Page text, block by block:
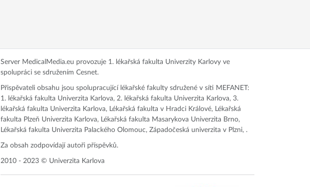
Server MedicalMedia.eu provozuje 1. lékařská fakulta Univerzity Karlovy ve
spolupráci se sdružením Cesnet.
Přispěvateli obsahu jsou spolupracující lékařské fakulty sdružené v síti MEFANET:
1. lékařská fakulta Univerzita Karlova, 2. lékařská fakulta Univerzita Karlova, 3.
lékařská fakulta Univerzita Karlova, Lékařská fakulta v Hradci Králové, Lékařská
fakulta Plzeň Univerzita Karlova, Lékařská fakulta Masarykova Univerzita Brno,
Lékařská fakulta Univerzita Palackého Olomouc, Západočeská univerzita v Plzni, .
Za obsah zodpovídají autoři příspěvků.
2010 - 2023 © Univerzita Karlova